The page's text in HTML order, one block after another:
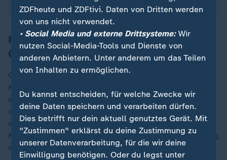
Richter: Angeordnete Schließung des
Centers nichtig
Cooper untersagte es der Trump-Regierung auch, das
Kennedy Center für eine umfangreiche Renovierung zu
schließen, die im Juli hätte anfangen und zwei Jahre
dauern sollen. In der Berufung am Freitag
argumentierte die von Trump eingesetzte Führung des
Kennedy Centers, dass die Renovierung dringend nötig
sei.
ZDFheute und ZDFtivi. Daten von Dritten werden
von uns nicht verwendet.
• Social Media und externe Drittsysteme:Wir
nutzen Social-Media-Tools und Dienste von
anderen Anbietern. Unter anderem um das Teilen
von Inhalten zu ermöglichen.
Du kannst entscheiden, für welche Zwecke wir
deine Daten speichern und verarbeiten dürfen.
Dies betrifft nur dein aktuell genutztes Gerät. Mit
"Zustimmen" erklärst du deine Zustimmung zu
unserer Datenverarbeitung, für die wir deine
Einwilligung benötigen. Oder du legst unter